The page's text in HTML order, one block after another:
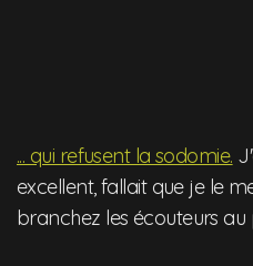
... qui refusent la sodomie.
excellent, fallait que je le
branchez les écouteurs